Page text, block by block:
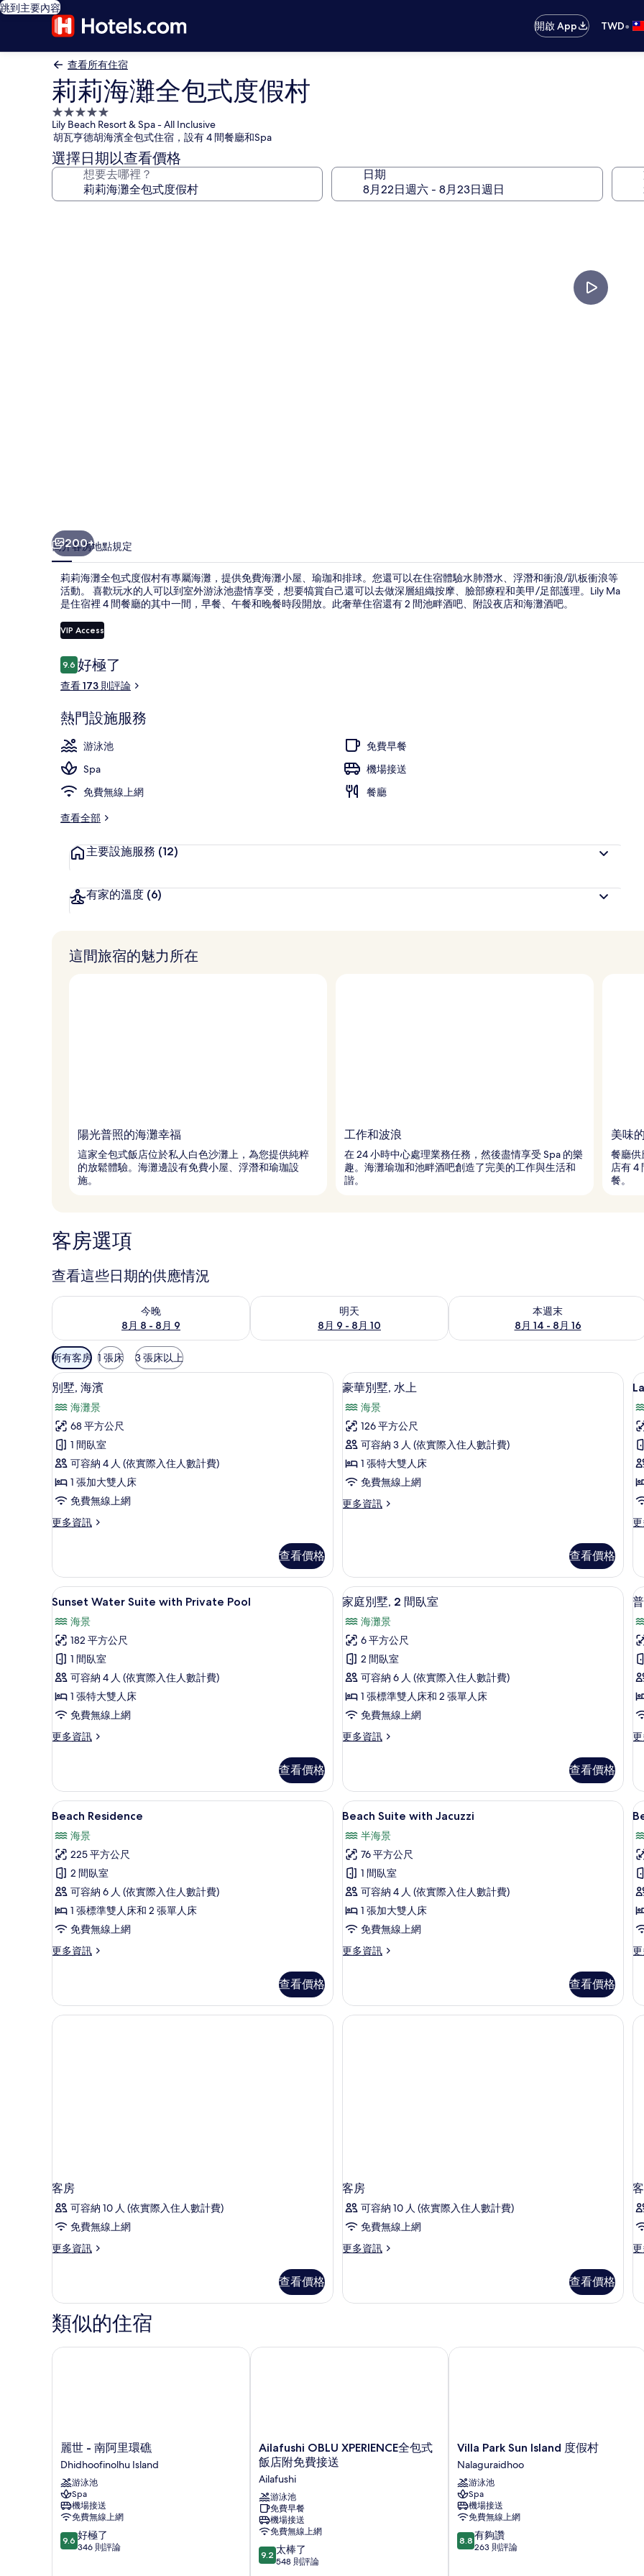
跳到主要內容
開啟 App
TWD•
查看所有住宿
莉莉海灘全包式度假村
5.0
星
級
住
宿
Lily Beach Resort & Spa - All Inclusive
胡瓦亨德胡海濱全包式住宿，設有 4 間餐廳和Spa
選擇日期以查看價格
想要去哪裡？ 日期
200+
簡介客房地點規定
莉莉海灘全包式度假村有專屬海灘，提供免費海灘小屋、瑜珈和排球。您還可以在住宿體驗水肺潛水、浮潛和衝浪/趴板衝浪等
活動。 喜歡玩水的人可以到室外游泳池盡情享受，想要犒賞自己還可以去做深層組織按摩、臉部療程和美甲/足部護理。Lily Ma
是住宿裡 4 間餐廳的其中一間，早餐、午餐和晚餐時段開放。此奢華住宿還有 2 間池畔酒吧、附設夜店和海灘酒吧。
VIP Access
評
論
9.69.6 分，滿分 10 分，
好極了
查看 173 則評論
熱門設施服務
游泳池
免費早餐
Spa
機場接送
免費無線上網
餐廳
查看全部
主要設施服務 (12)
有家的溫度 (6)
這間旅宿的魅力所在
陽光普照的海灘幸福
這家全包式飯店位於私人白色沙灘上，為您提供純粹
的放鬆體驗。海灘邊設有免費小屋、浮潛和瑜珈設
施。
工作和波浪
在 24 小時中心處理業務任務，然後盡情享受 Spa 的樂
趣。海灘瑜珈和池畔酒吧創造了完美的工作與生活和
諧。
美味
餐廳供
店有 4
餐。
客房選項
查看這些日期的供應情況
今晚
8月 8 - 8月 9
查看今晚 (8月 8 - 8月 9) 的供應情況
明天
8月 9 - 8月 10
查看明天 (8月 9 - 8月 10) 的供應情況
本週末
8月 14 - 8月 16
查看本週末 (8月 14 - 8月 16) 的供應情
可
用
的
客
房
篩
選
條
件
所有客房 1 張床 3 張床以上
顯
示
別
墅,
海
濱
的
有
片
免費迷你吧、客房內保險箱、書桌、筆電工作空間
8
別墅, 海濱
海灘景
68 平方公尺
1 間臥室
可容納 4 人 (依實際入住人數計費)
1 張加大雙人床
免費無線上網
更多資訊
更
海
濱
的
情
查看價格
顯
豪
華
別
墅,
上
有
相
片
豪華別墅, 水上 | 免費迷你吧、客房內
18
豪華別墅, 水上
海景
126 平方公尺
可容納 3 人 (依實際入住人數計費)
1 張特大雙人床
免費無線上網
更多資訊
更
墅,
水
上
的
詳
情
查看價格
顯
更
的
詳
情
顯
Sunset
Water
Suite
with
Private
Pool
的
相
片
Sunset Water Suite with Private Pool | 免費迷你吧、客房內保險箱、書桌、筆電工作空間
18
Sunset Water Suite with Private Pool
海景
182 平方公尺
1 間臥室
可容納 4 人 (依實際入住人數計費)
1 張特大雙人床
免費無線上網
更多資訊
更
Suite
with
Private
的
詳
情
查看價格
顯
示
家
庭
別
墅,
2
間
臥
的
所
有
相
片
免費迷你吧、客房內保險箱、書桌、筆
10
家庭別墅, 2 間臥室
海灘景
6 平方公尺
2 間臥室
可容納 6 人 (依實際入住人數計費)
1 張標準雙人床和 2 張單人床
免費無線上網
更多資訊
更
別
墅,
2
臥
室
的
詳
情
查看價格
示
放
張
更
開
放
式
房,
張
加
大
雙
人
床,
景
情
顯
Beach
Residence
的
所
有
相
片
Beach Residence | 免費迷你吧、客房內保險箱、書桌、筆電工作空間
18
Beach Residence
海景
225 平方公尺
2 間臥室
可容納 6 人 (依實際入住人數計費)
1 張標準雙人床和 2 張單人床
免費無線上網
更多資訊
更
的
詳
情
查看價格
顯
Beach
Suite
with
Jacuzzi
的
所
有
免費迷你吧、客房內保險箱、書桌、筆
11
Beach Suite with Jacuzzi
半海景
76 平方公尺
1 間臥室
可容納 4 人 (依實際入住人數計費)
1 張加大雙人床
免費無線上網
更多資訊
更
with
Jacuzzi
的
查看價格
顯
更
的
詳
情
客房
可容納 10 人 (依實際入住人數計費)
免費無線上網
更多資訊
更
的
詳
情
查看價格
客房
可容納 10 人 (依實際入住人數計費)
免費無線上網
更多資訊
更
的
查看價格
更
的
類似的住宿
麗
世
-
南
阿
里
環
礁
Dhidhoofinolhu
麗世 - 南阿里環礁
Dhidhoofinolhu Island
游泳池
Spa
機場接送
免費無線上網
9.6
分，
9.6 好極了
346 則評論
麗世 - 南阿里環礁
Ailafushi
OBLU
XPERIENCE
全
包
式
飯
店
附
免
Ailafushi OBLU XPERIENCE全包式
飯店附免費接送
Ailafushi
游泳池
免費早餐
機場接送
免費無線上網
9.2
分，
9.2 太棒了
548 則評論
Ailafushi OBLU XPERIENCE全包式飯店附免費接送
Villa
Park
Sun
Island
度
假
村
Nalaguraidhoo
Villa Park Sun Island 度假村
Nalaguraidhoo
游泳池
Spa
機場接送
免費無線上網
8.8
分，
8.8 有夠讚
263 則評論
Villa Park Sun Island 度假村